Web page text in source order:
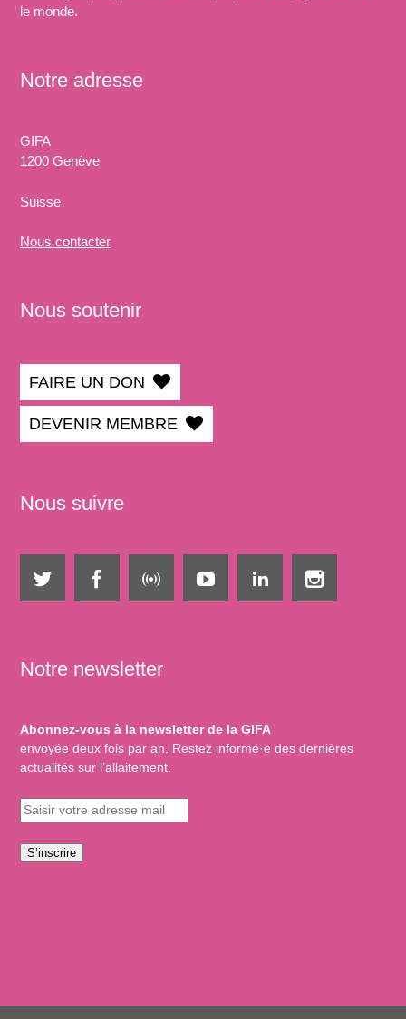
le monde.
Notre adresse
GIFA
1200 Genève
Suisse
Nous contacter
Nous soutenir
FAIRE UN DON
DEVENIR MEMBRE
Nous suivre
Notre newsletter
Abonnez-vous à la newsletter de la GIFA
envoyée deux fois par an. Restez informé·e des dernières
actualités sur l’allaitement.
S’inscrire